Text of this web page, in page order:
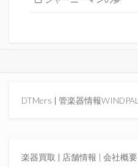
DTMers | 管楽器情報WINDPAL
楽器買取 | 店舗情報 | 会社概要